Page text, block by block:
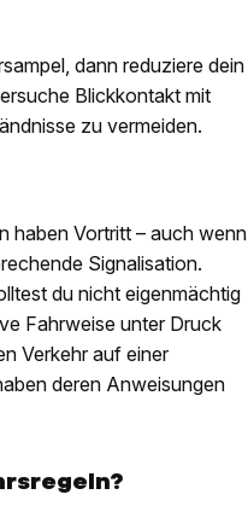
dann reduziere dein
Blickkontakt mit
zu vermeiden.
haben Vortritt – auch wenn
Signalisation.
du nicht eigenmächtig
Fahrweise unter Druck
Verkehr auf einer
deren Anweisungen